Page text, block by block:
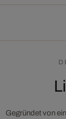
Gegründet von